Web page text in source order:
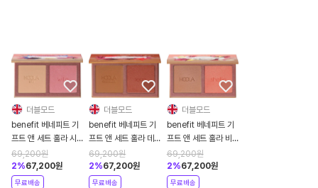
더블모드
benefit 베네피트 기
프트 앤 세트 훌라 시
크릿 오아시스 미니 브
론저 앤 블러쉬 듀오
69,200원
2%67,200원
무료배송
더블모드
benefit 베네피트 기
프트 앤 세트 훌라 데
저트 리트리트 미니 브
론저 앤 블러쉬 듀오
69,200원
2%67,200원
무료배송
더블모드
benefit 베네피트 기
프트 앤 세트 훌라 비
시 베케이 미니 브론저
앤 블러쉬 듀오
69,200원
2%67,200원
무료배송